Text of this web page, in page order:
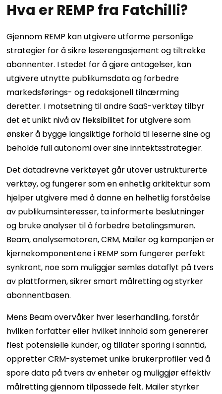
Hva er REMP fra Fatchilli?
Gjennom REMP kan utgivere utforme personlige
strategier for å sikre leserengasjement og tiltrekke
abonnenter. I stedet for å gjøre antagelser, kan
utgivere utnytte publikumsdata og forbedre
markedsførings- og redaksjonell tilnærming
deretter. I motsetning til andre SaaS-verktøy tilbyr
det et unikt nivå av fleksibilitet for utgivere som
ønsker å bygge langsiktige forhold til leserne sine og
beholde full autonomi over sine inntektsstrategier.
Det datadrevne verktøyet går utover ustrukturerte
verktøy, og fungerer som en enhetlig arkitektur som
hjelper utgivere med å danne en helhetlig forståelse
av publikumsinteresser, ta informerte beslutninger
og bruke analyser til å forbedre betalingsmuren.
Beam, analysemotoren, CRM, Mailer og kampanjen er
kjernekomponentene i REMP som fungerer perfekt
synkront, noe som muliggjør sømløs dataflyt på tvers
av plattformen, sikrer smart målretting og styrker
abonnentbasen.
Mens Beam overvåker hver leserhandling, forstår
hvilken forfatter eller hvilket innhold som genererer
flest potensielle kunder, og tillater sporing i sanntid,
oppretter CRM-systemet unike brukerprofiler ved å
spore data på tvers av enheter og muliggjør effektiv
målretting gjennom tilpassede felt. Mailer styrker